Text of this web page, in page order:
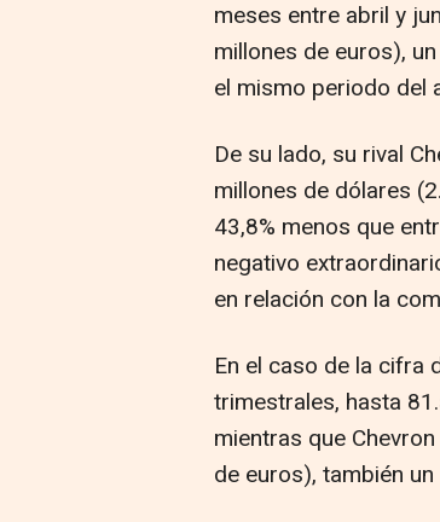
meses entre abril y
millones de euros),
el mismo periodo del
De su lado, su rival
millones de dólares
43,8% menos que
negativo
en relación con la
En el caso de la cifra
trimestrales, hasta
mientras que
de euros), también